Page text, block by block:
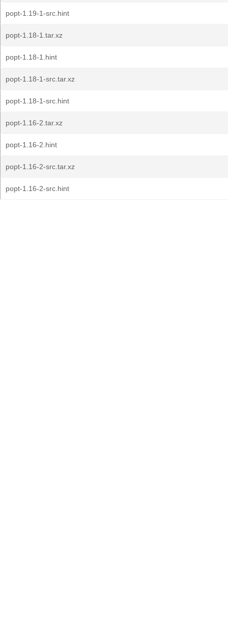
popt-1.19-1-src.hint
popt-1.18-1.tar.xz
popt-1.18-1.hint
popt-1.18-1-src.tar.xz
popt-1.18-1-src.hint
popt-1.16-2.tar.xz
popt-1.16-2.hint
popt-1.16-2-src.tar.xz
popt-1.16-2-src.hint